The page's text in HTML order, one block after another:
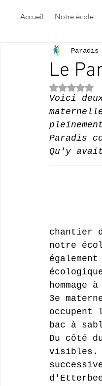
Accueil Notre école
Le
Paradis
Noté
Voici
Paradis
Qu'y
chantier
notre
3e
bac à
Du côté
visibles.